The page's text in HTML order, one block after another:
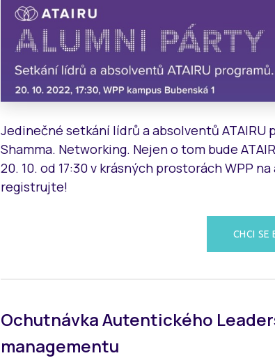
Jedinečné setkání lídrů a absolventů ATAIRU
Shamma. Networking. Nejen o tom bude
20. 10. od 17:30 v krásných prostorách WPP
registrujte!
CHCI SE
Ochutnávka Autentického
managementu